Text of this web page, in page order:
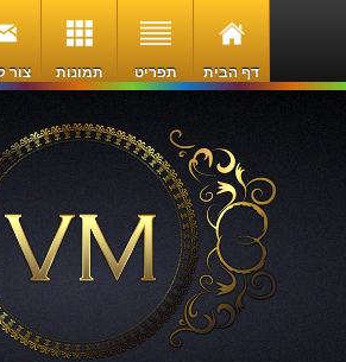
דף הבית תפריט תמונות צור